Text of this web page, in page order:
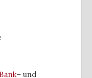
Bank– und